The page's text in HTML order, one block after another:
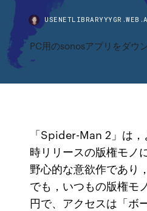
PC用のsonosアプリをダウ
「Spider-Man 2」は
時リリースの版権モノ
野心的な意欲作であり
でも，いつもの版権モ
円で、アクセスは「ボ